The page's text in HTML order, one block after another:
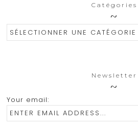
Catégories
Catégories
Newsletter
Your email: